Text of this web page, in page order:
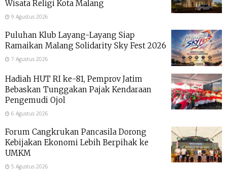
Wisata Religi Kota Malang
9 Agustus 2026
Puluhan Klub Layang-Layang Siap
Ramaikan Malang Solidarity Sky Fest 2026
7 Agustus 2026
Hadiah HUT RI ke-81, Pemprov Jatim
Bebaskan Tunggakan Pajak Kendaraan
Pengemudi Ojol
6 Agustus 2026
Forum Cangkrukan Pancasila Dorong
Kebijakan Ekonomi Lebih Berpihak ke
UMKM
5 Agustus 2026